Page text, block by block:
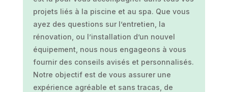
projets liés à la piscine et au spa. Que vous
ayez des questions sur l’entretien, la
rénovation, ou l’installation d’un nouvel
équipement, nous nous engageons à vous
fournir des conseils avisés et personnalisés.
Notre objectif est de vous assurer une
expérience agréable et sans tracas, de